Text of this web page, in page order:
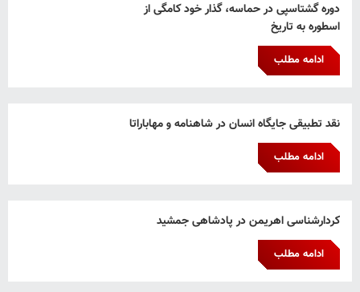
دوره گشتاسپی در حماسه، گذار خود کامگی از
اسطوره به تاریخ
ادامه مطلب
نقد تطبیقی جایگاه انسان در شاهنامه و مهاباراتا
ادامه مطلب
کردارشناسی اهریمن در پادشاهی جمشید
ادامه مطلب